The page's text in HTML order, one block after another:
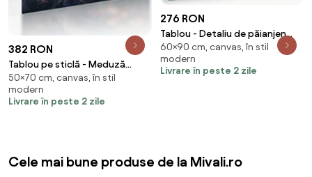
382 RON
Tablou pe sticlă - Meduză
magică (70x50 cm)
50×70 cm, canvas, în stil
modern
Livrare în peste 2 zile
276 RON
Tablou - Detaliu de păianjen
(90x60 cm)
60×90 cm, canvas, în stil
modern
Livrare în peste 2 zile
Cele mai bune produse de la Mivali.ro